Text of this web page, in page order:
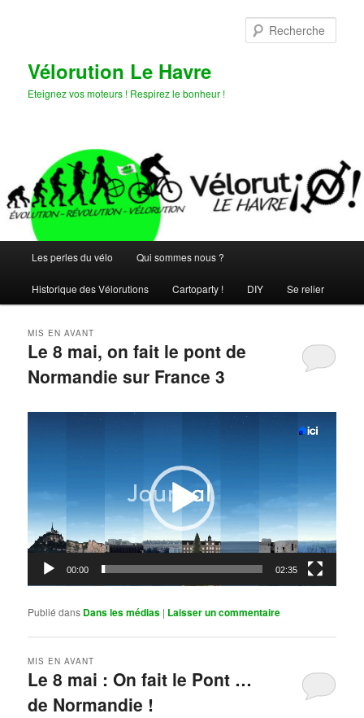
Vélorution Le Havre
Eteignez vos moteurs ! Respirez le bonheur !
principal
Les perles du vélo Qui sommes nous ?
Historique des Vélorutions Cartoparty ! DIY Se relier
Le 8 mai, on fait le pont de
Normandie sur France 3
MIS EN AVANT
00:00 02:35
Publié dans Dans les médias | Laisser un commentaire
Le 8 mai : On fait le Pont …
de Normandie !
MIS EN AVANT